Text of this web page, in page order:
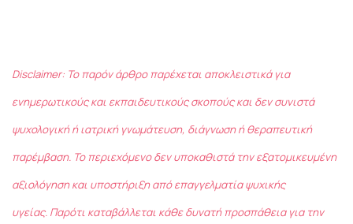
Disclaimer: Το παρόν άρθρο παρέχεται αποκλειστικά για
ενημερωτικούς και εκπαιδευτικούς σκοπούς και δεν συνιστά
ψυχολογική ή ιατρική γνωμάτευση, διάγνωση ή θεραπευτική
παρέμβαση. Το περιεχόμενο δεν υποκαθιστά την εξατομικευμένη
αξιολόγηση και υποστήριξη από επαγγελματία ψυχικής
υγείας. Παρότι καταβάλλεται κάθε δυνατή προσπάθεια για την